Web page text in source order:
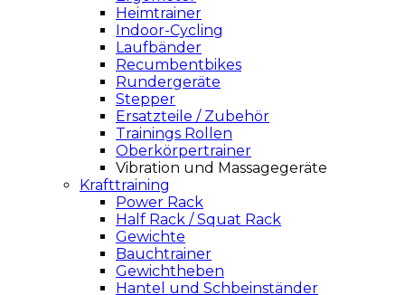
Heimtrainer
Indoor-Cycling
Laufbänder
Recumbentbikes
Rundergeräte
Stepper
Ersatzteile / Zubehör
Trainings Rollen
Oberkörpertrainer
Vibration und Massagegeräte
Krafttraining
Power Rack
Half Rack / Squat Rack
Gewichte
Bauchtrainer
Gewichtheben
Hantel und Schbeinständer